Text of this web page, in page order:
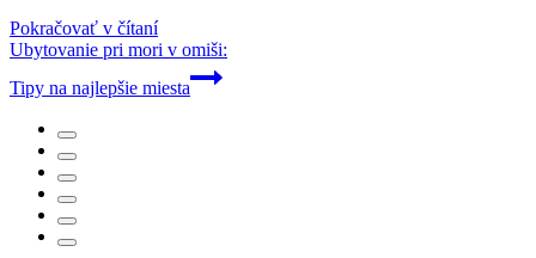
Pokračovať v čítaní
Ubytovanie pri mori v omiši:
Tipy na najlepšie miesta